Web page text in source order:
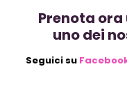
Prenota
uno dei
Seguici su